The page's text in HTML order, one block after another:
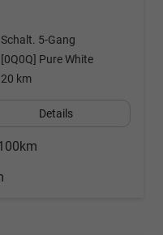
Schalt. 5-Gang
[0Q0Q] Pure White
20 km
Details